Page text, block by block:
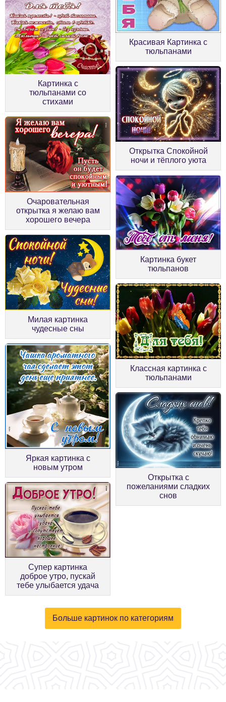
Картинка с
тюльпанами со
стихами
Красивая Картинка с
тюльпанами
Очаровательная
открытка я желаю вам
хорошего вечера
Открытка Спокойной
ночи и тёплого уюта
Милая картинка
чудесные сны
Картинка букет
тюльпанов
Яркая картинка с
новым утром
Классная картинка с
тюльпанами
Супер картинка
доброе утро, пускай
тебе улыбается удача
Открытка с
пожеланиями сладких
снов
Больше картинок по категориям